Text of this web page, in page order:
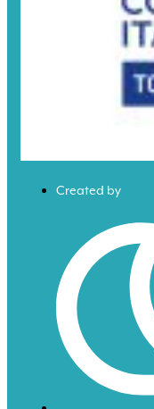
Created by